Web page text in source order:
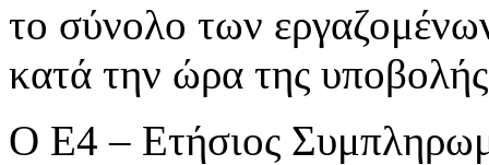
το σύνολο των
κατά την ώρα της
Ο Ε4 – Ετήσιος